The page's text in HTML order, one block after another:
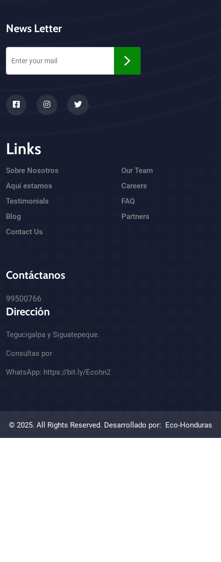
News Letter
Links
Sobre Nosotros
Aquí estamos
Testimonials
Blog
Contact Us
Our Team
Careers
FAQ
Partners
Contáctanos
99500766
Dirección
Tegucigalpa y Siguatepeque.
Consultas por
WhatsApp: https://bit.ly/Ecohn2
© 2025. All Rights Reserved. Desarrollado por: Eco-Honduras